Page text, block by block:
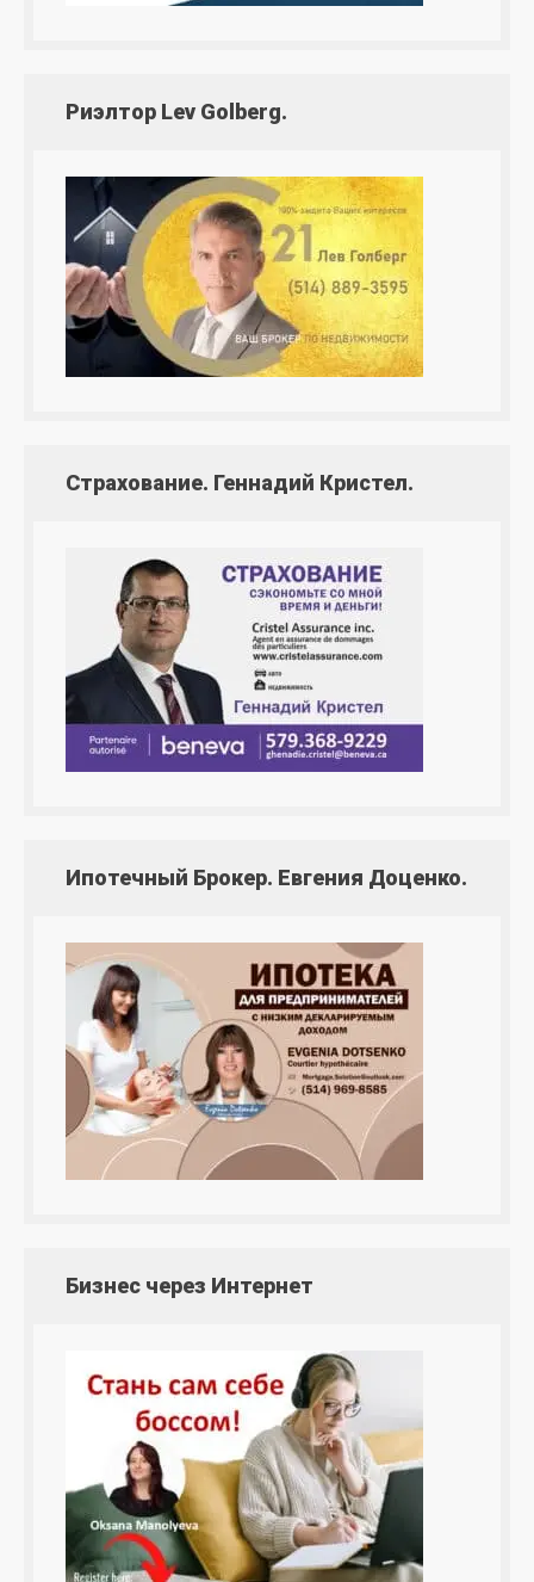
Риэлтор Lev Golberg.
Страхование. Геннадий Кристел.
Ипотечный Брокер. Евгения Доценко.
Бизнес через Интернет